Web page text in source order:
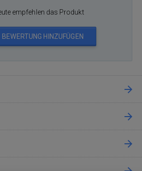
empfehlen das Produkt
BEWERTUNG HINZUFÜGEN